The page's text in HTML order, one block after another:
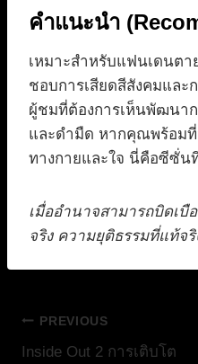
คำแนะนำ
เหมาะสำหรับแฟนเดนต
ชอบการเสียดสีสังคมและ
ผู้ชมที่ต้องการเห็นพัฒนา
และดำมืด หากคุณพร้อม
ทางกายและใจ นี่คือซีซั่น
เมื่ออำนาจสามารถบิดเบื
จริง ความยุติธรรมที่แท้จ
แนะแนว
PREVIOUS
Inside Out 2 การเติบโต